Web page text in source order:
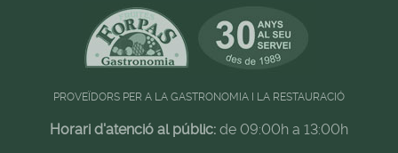
PROVEÏDORS PER A LA GASTRONOMIA I LA RESTAURACIÓ
Horari d'atenció al públic: de 09:00h a 13:00h